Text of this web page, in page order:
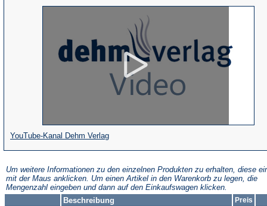
YouTube-Kanal Dehm Verlag(Öffnet
in
einem
neuen
Tab)
Um weitere Informationen zu den einzelnen Produkten zu erhalten, diese
mit der Maus anklicken. Um einen Artikel in den Warenkorb zu legen, die
Mengenzahl eingeben und dann auf den Einkaufswagen klicken.
Beschreibung
Preis